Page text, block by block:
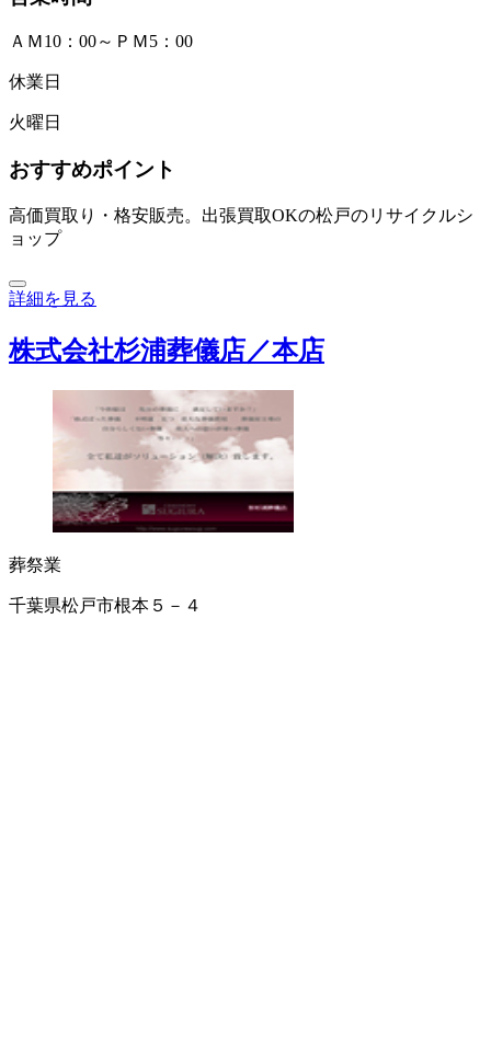
ＡＭ10：00～ＰＭ5：00
休業日
火曜日
おすすめポイント
高価買取り・格安販売。出張買取OKの松戸のリサイクルシ
ョップ
詳細を見る
株式会社杉浦葬儀店／本店
葬祭業
千葉県松戸市根本５－４